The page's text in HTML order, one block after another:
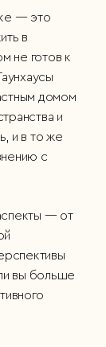
— это
в
не готов к
домом
и
и в то же
с
— от
вы больше